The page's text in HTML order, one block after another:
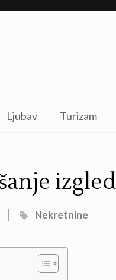
Ljubav Turizam
Nekretnine